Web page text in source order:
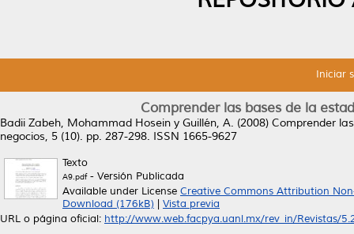
Iniciar
Comprender las bases de la
Badii Zabeh, Mohammad Hosein y Guillén, A. (2008) Comprender
negocios, 5 (10). pp. 287-298. ISSN 1665-9627
Texto
A9.pdf- Versión Publicada
Available under License Creative Commons Attribution
Download (176kB)
Vista previa
URL o página oficial: http://www.web.facpya.uanl.mx/rev_in/Revistas/